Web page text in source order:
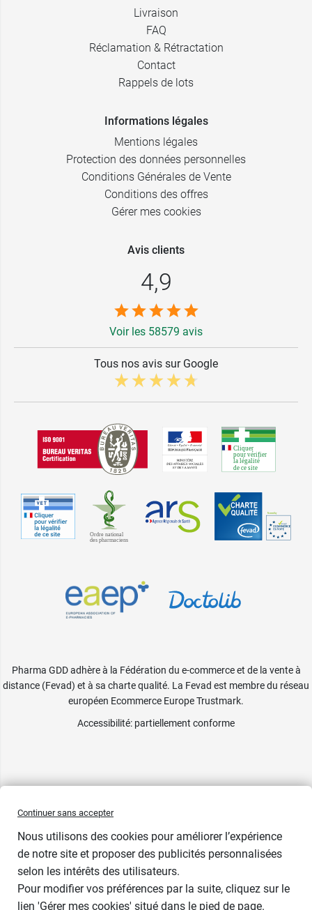
Livraison
FAQ
Réclamation & Rétractation
Contact
Rappels de lots
Informations légales
Mentions légales
Protection des données personnelles
Conditions Générales de Vente
Conditions des offres
Gérer mes cookies
Avis clients
4,9
Voir les 58579 avis
Tous nos avis sur Google
Pharma GDD adhère à la Fédération du e-commerce et de la vente à
distance (Fevad) et à sa charte qualité. La Fevad est membre du réseau
européen Ecommerce Europe Trustmark.
Accessibilité: partiellement conforme
Continuer sans accepter
Nous utilisons des cookies pour améliorer l’expérience
de notre site et proposer des publicités personnalisées
selon les intérêts des utilisateurs.
Pour modifier vos préférences par la suite, cliquez sur le
lien 'Gérer mes cookies' situé dans le pied de page.